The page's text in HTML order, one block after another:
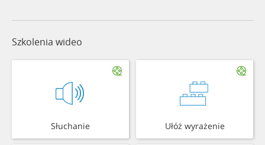
Szkolenia wideo
Słuchanie Ułóż wyrażenie